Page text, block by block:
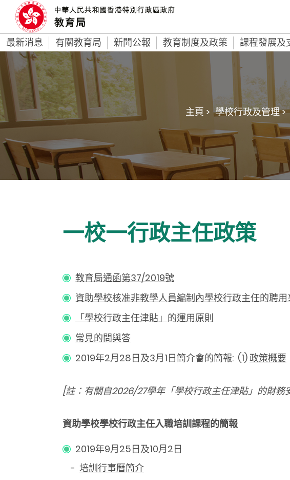
最新消息 有關教育局 新聞公報 教育制度及政策 課程發展及
主頁 > 學校行政及管理 >
一校一行政主任政策
教育局通函第37/2019號
資助學校核准非教學人員編制內學校行政主任的聘用
「學校行政主任津貼」的運用原則
常見的問與答
2019年2月28日及3月1日簡介會的簡報: (1)政策概要
[註：有關自2026/27學年「學校行政主任津貼」的財務
資助學校學校行政主任入職培訓課程的簡報
2019年9月25日及10月2日
- 培訓行事曆簡介